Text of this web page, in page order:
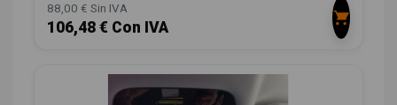
88,00 € Sin IVA
106,48 € Con IVA